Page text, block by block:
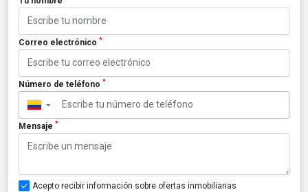
Correo electrónico *
Número de teléfono *
▼
Mensaje *
Acepto recibir información sobre ofertas inmobiliarias